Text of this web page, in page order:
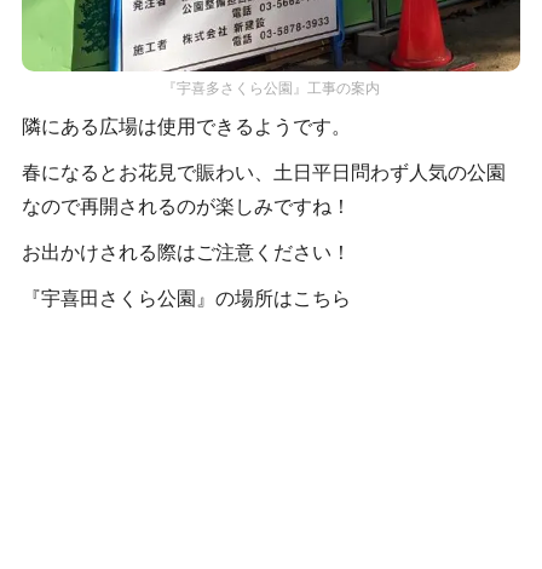
『宇喜多さくら公園』工事の案内
隣にある広場は使用できるようです。
春になるとお花見で賑わい、土日平日問わず人気の公園
なので再開されるのが楽しみですね！
お出かけされる際はご注意ください！
『宇喜田さくら公園』の場所はこちら